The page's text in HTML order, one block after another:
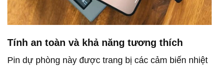
Tính an toàn và khả năng tương thích
Pin dự phòng này được trang bị các cảm biến nhiệt